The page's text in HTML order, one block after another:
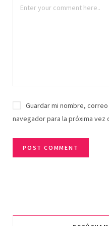
Guardar mi nombre,
navegador para la próxima vez